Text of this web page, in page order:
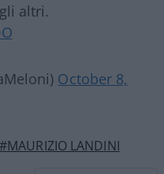
altri.
October 8,
#MAURIZIO LANDINI